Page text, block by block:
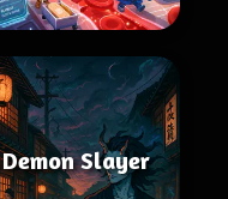
Demon Slayer